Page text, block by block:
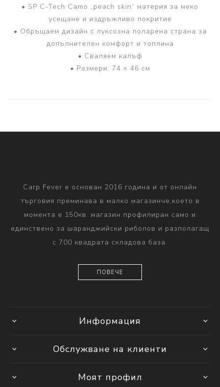
• SP C-Tech Camo „peach skin“ материя за меко
усещане и издръжливо покритие
• Обръщаем дизайн с луксозна поларена страна за
допълнителен комфорт и топлина
• Сваляем калъф
• Размери: 74 × 46 см
Carp Fever е основан 2016 година и от онлайн
търговия преминава в малко магазинче,което в
момента е 150кв. магазин профилиран само и
единствено за шаранджийски риболов и разполагащ
с 700 квадрата складова база.
ПОВЕЧЕ
Информация
Обслужване на клиенти
Моят профил